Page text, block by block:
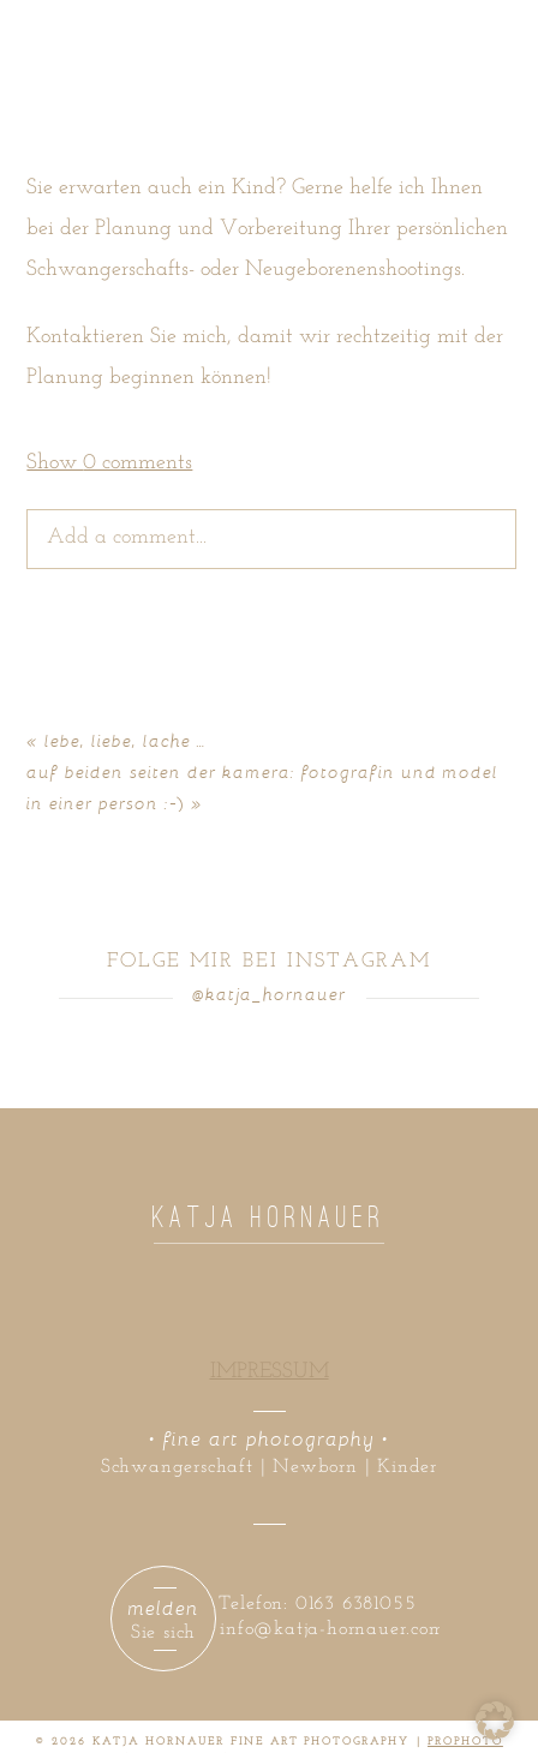
Sie erwarten auch ein Kind? Gerne helfe ich Ihnen
bei der Planung und Vorbereitung Ihrer persönlichen
Schwangerschafts- oder Neugeborenenshootings.
Kontaktieren Sie mich, damit wir rechtzeitig mit der
Planung beginnen können!
Show0 comments
Add a comment...
« lebe, liebe, lache …
auf beiden seiten der kamera: fotografin und model
in einer person :-) »
FOLGE MIR BEI INSTAGRAM
@katja_hornauer
KATJA HORNAUER
Schwangerschaft | Newborn | Kinder
• fine art photography •
info@katja-hornauer.com
Telefon: 0163 6381055
Sie sich
melden
© 2026 KATJA HORNAUER FINE ART PHOTOGRAPHY
PROPHOTO